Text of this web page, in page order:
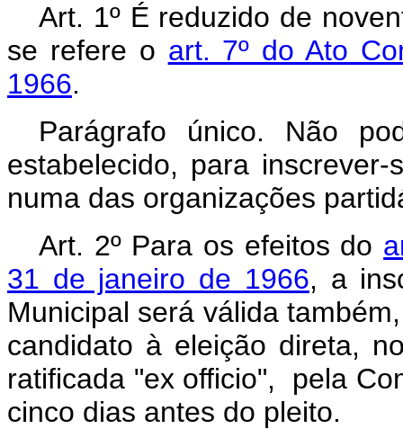
Art. 1º É reduzido de
se refere o art. 7º do Ato
1966.
Parágrafo único. Não
estabelecido, para
numa das organizações
Art. 2º Para os efeitos do
31 de janeiro de 1966, a
Municipal será válida
candidato à eleição direta,
ratificada "ex officio", pela
cinco dias antes do pleito.